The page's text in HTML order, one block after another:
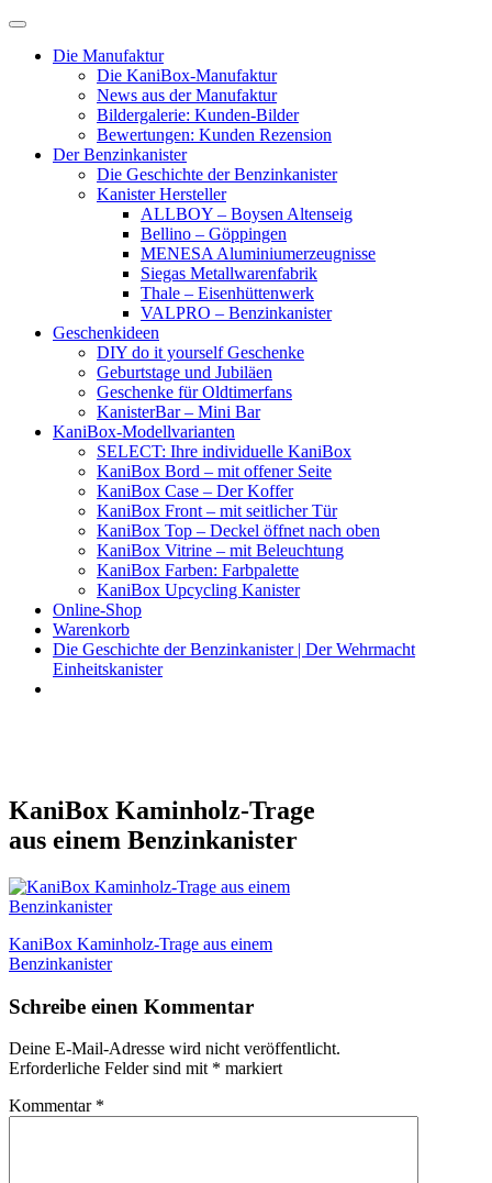
Skip
contentDie Manufaktur
Die KaniBox-Manufaktur
News aus der Manufaktur
Bildergalerie: Kunden-Bilder
Bewertungen: Kunden Rezension
Der Benzinkanister
Die Geschichte der Benzinkanister
Kanister Hersteller
ALLBOY – Boysen Altenseig
Bellino – Göppingen
MENESA Aluminiumerzeugnisse
Siegas Metallwarenfabrik
Thale – Eisenhüttenwerk
VALPRO – Benzinkanister
Geschenkideen
DIY do it yourself Geschenke
Geburtstage und Jubiläen
Geschenke für Oldtimerfans
KanisterBar – Mini Bar
KaniBox-Modellvarianten
SELECT: Ihre individuelle KaniBox
KaniBox Bord – mit offener Seite
KaniBox Case – Der Koffer
KaniBox Front – mit seitlicher Tür
KaniBox Top – Deckel öffnet nach oben
KaniBox Vitrine – mit Beleuchtung
KaniBox Farben: Farbpalette
KaniBox Upcycling Kanister
Online-Shop
Warenkorb
Die Geschichte der Benzinkanister | Der Wehrmacht
Einheitskanister
KaniBox Kaminholz-Trage
aus einem Benzinkanister
Beitragsnavigation
KaniBox Kaminholz-Trage aus einem
Benzinkanister
Schreibe einen Kommentar
Deine E-Mail-Adresse wird nicht veröffentlicht.
Erforderliche Felder sind mit * markiert
Kommentar *